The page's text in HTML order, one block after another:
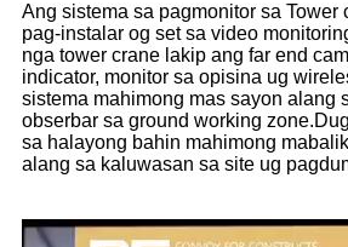
Ang sistema sa pagmonitor sa Tower
pag-instalar og set sa video
nga tower crane lakip ang far end
indicator, monitor sa opisina ug
sistema mahimong mas sayon ​​​​alang
obserbar sa ground working
sa halayong bahin mahimong
alang sa kaluwasan sa site ug